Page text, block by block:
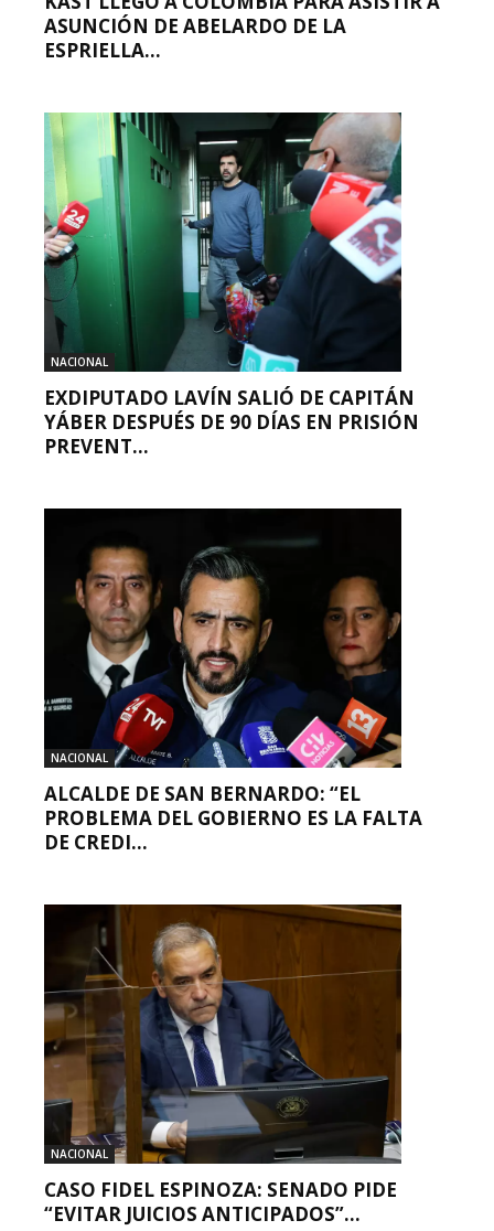
ASUNCIÓN DE ABELARDO DE LA
ESPRIELLA...
NACIONAL
EXDIPUTADO LAVÍN SALIÓ DE CAPITÁN
YÁBER DESPUÉS DE 90 DÍAS EN PRISIÓN
PREVENT...
NACIONAL
ALCALDE DE SAN BERNARDO: “EL
PROBLEMA DEL GOBIERNO ES LA FALTA
DE CREDI...
NACIONAL
CASO FIDEL ESPINOZA: SENADO PIDE
“EVITAR JUICIOS ANTICIPADOS”...